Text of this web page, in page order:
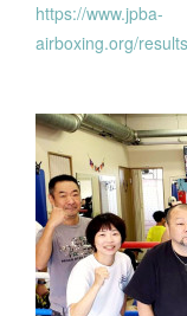
https://www.jpba-
airboxing.org/